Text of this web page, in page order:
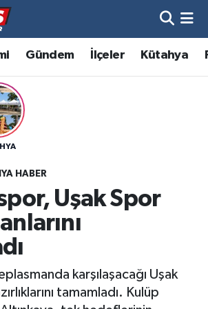
Gündem İlçeler Kütahya
HABER
Uşak Spor
karşılaşacağı Uşak
tamamladı. Kulüp
Durumu ve Fikstür